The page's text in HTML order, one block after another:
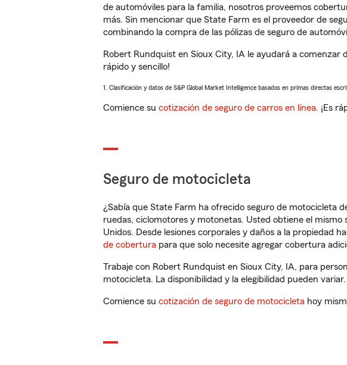
de automóviles para la familia, nosotros proveemos
más. Sin mencionar que State Farm es el proveedor de
combinando la compra de las pólizas de seguro de
Robert Rundquist en Sioux City, IA le ayudará a comenzar
rápido y sencillo!
1. Clasificación y datos de S&P Global Market Intelligence basados en primas directas
Comience su cotización de seguro de carros en línea. ¡Es
Seguro de motocicleta
¿Sabía que State Farm ha ofrecido seguro de motocicleta
ruedas, ciclomotores y motonetas. Usted obtiene el mismo
Unidos. Desde lesiones corporales y daños a la propiedad
de cobertura para que solo necesite agregar cobertura
Trabaje con Robert Rundquist en Sioux City, IA, para
motocicleta. La disponibilidad y la elegibilidad pueden variar.
Comience su cotización de seguro de motocicleta hoy